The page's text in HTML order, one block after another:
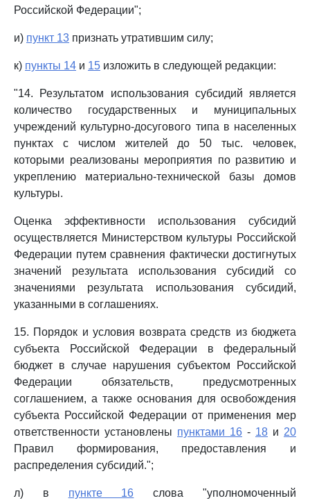
Российской Федерации";
и) пункт 13 признать утратившим силу;
к) пункты 14 и 15 изложить в следующей редакции:
"14. Результатом использования субсидий является
количество государственных и муниципальных
учреждений культурно-досугового типа в населенных
пунктах с числом жителей до 50 тыс. человек,
которыми реализованы мероприятия по развитию и
укреплению материально-технической базы домов
культуры.
Оценка эффективности использования субсидий
осуществляется Министерством культуры Российской
Федерации путем сравнения фактически достигнутых
значений результата использования субсидий со
значениями результата использования субсидий,
указанными в соглашениях.
15. Порядок и условия возврата средств из бюджета
субъекта Российской Федерации в федеральный
бюджет в случае нарушения субъектом Российской
Федерации обязательств, предусмотренных
соглашением, а также основания для освобождения
субъекта Российской Федерации от применения мер
ответственности установлены пунктами 16 - 18 и 20
Правил формирования, предоставления и
распределения субсидий.";
л) в пункте 16 слова "уполномоченный